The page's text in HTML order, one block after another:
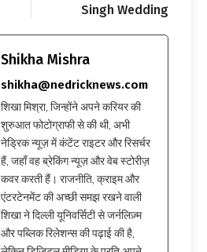
Singh Wedding
Shikha Mishra
shikha@nedricknews.com
शिखा मिश्रा, जिन्होंने अपने करियर की
शुरुआत फोटोग्राफी से की थी, अभी
नेड्रिक न्यूज़ में कंटेंट राइटर और रिसर्चर
हैं, जहाँ वह ब्रेकिंग न्यूज़ और वेब स्टोरीज़
कवर करती हैं। राजनीति, क्राइम और
एंटरटेनमेंट की अच्छी समझ रखने वाली
शिखा ने दिल्ली यूनिवर्सिटी से जर्नलिज़्म
और पब्लिक रिलेशन्स की पढ़ाई की है,